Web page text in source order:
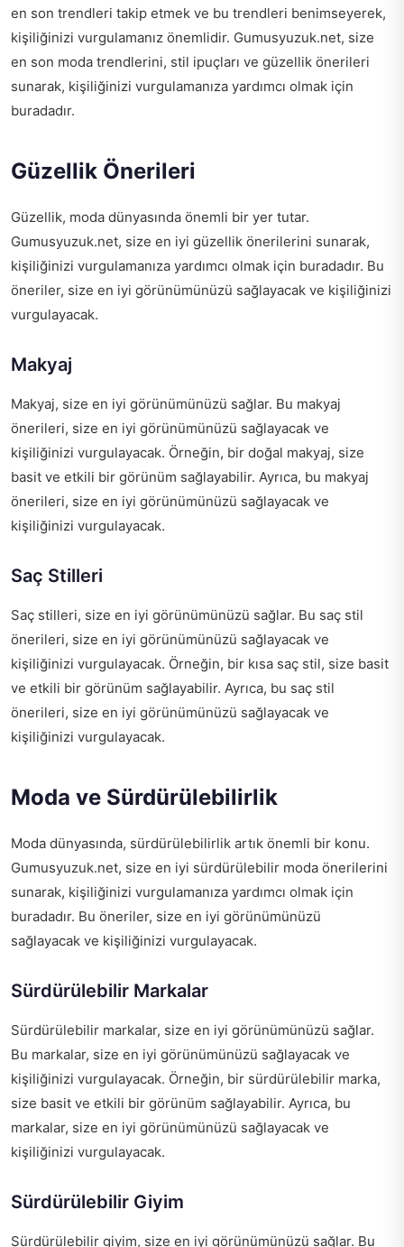
en son trendleri takip etmek ve bu trendleri benimseyerek,
kişiliğinizi vurgulamanız önemlidir. Gumusyuzuk.net, size
en son moda trendlerini, stil ipuçları ve güzellik önerileri
sunarak, kişiliğinizi vurgulamanıza yardımcı olmak için
buradadır.
Güzellik Önerileri
Güzellik, moda dünyasında önemli bir yer tutar.
Gumusyuzuk.net, size en iyi güzellik önerilerini sunarak,
kişiliğinizi vurgulamanıza yardımcı olmak için buradadır. Bu
öneriler, size en iyi görünümünüzü sağlayacak ve kişiliğinizi
vurgulayacak.
Makyaj
Makyaj, size en iyi görünümünüzü sağlar. Bu makyaj
önerileri, size en iyi görünümünüzü sağlayacak ve
kişiliğinizi vurgulayacak. Örneğin, bir doğal makyaj, size
basit ve etkili bir görünüm sağlayabilir. Ayrıca, bu makyaj
önerileri, size en iyi görünümünüzü sağlayacak ve
kişiliğinizi vurgulayacak.
Saç Stilleri
Saç stilleri, size en iyi görünümünüzü sağlar. Bu saç stil
önerileri, size en iyi görünümünüzü sağlayacak ve
kişiliğinizi vurgulayacak. Örneğin, bir kısa saç stil, size basit
ve etkili bir görünüm sağlayabilir. Ayrıca, bu saç stil
önerileri, size en iyi görünümünüzü sağlayacak ve
kişiliğinizi vurgulayacak.
Moda ve Sürdürülebilirlik
Moda dünyasında, sürdürülebilirlik artık önemli bir konu.
Gumusyuzuk.net, size en iyi sürdürülebilir moda önerilerini
sunarak, kişiliğinizi vurgulamanıza yardımcı olmak için
buradadır. Bu öneriler, size en iyi görünümünüzü
sağlayacak ve kişiliğinizi vurgulayacak.
Sürdürülebilir Markalar
Sürdürülebilir markalar, size en iyi görünümünüzü sağlar.
Bu markalar, size en iyi görünümünüzü sağlayacak ve
kişiliğinizi vurgulayacak. Örneğin, bir sürdürülebilir marka,
size basit ve etkili bir görünüm sağlayabilir. Ayrıca, bu
markalar, size en iyi görünümünüzü sağlayacak ve
kişiliğinizi vurgulayacak.
Sürdürülebilir Giyim
Sürdürülebilir giyim, size en iyi görünümünüzü sağlar. Bu